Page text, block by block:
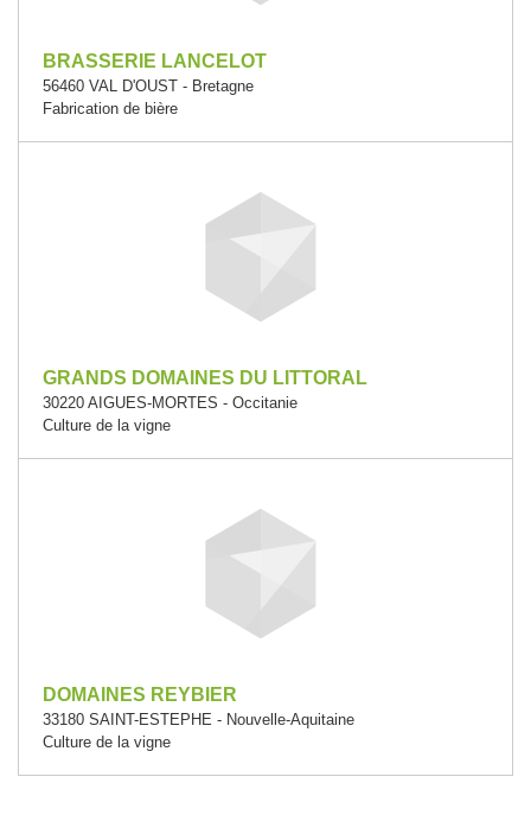
BRASSERIE LANCELOT
56460 VAL D'OUST - Bretagne
Fabrication de bière
GRANDS DOMAINES DU LITTORAL
30220 AIGUES-MORTES - Occitanie
Culture de la vigne
DOMAINES REYBIER
33180 SAINT-ESTEPHE - Nouvelle-Aquitaine
Culture de la vigne